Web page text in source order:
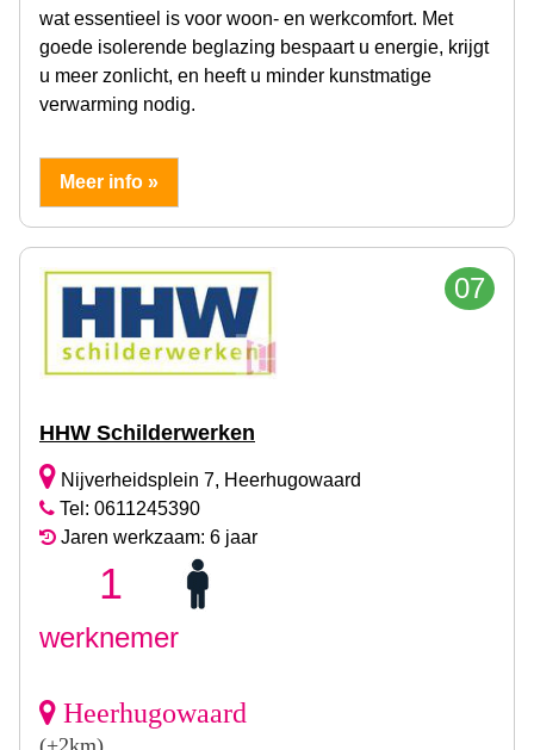
wat essentieel is voor woon- en werkcomfort. Met
goede isolerende beglazing bespaart u energie, krijgt
u meer zonlicht, en heeft u minder kunstmatige
verwarming nodig.
Meer info »
07
HHW Schilderwerken
Nijverheidsplein 7, Heerhugowaard
Tel: 0611245390
Jaren werkzaam: 6 jaar
1
werknemer
Heerhugowaard
(+2km)